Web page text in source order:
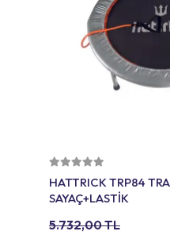
HATTRICK TRP84
SAYAÇ+LASTİK
5.732,00 TL